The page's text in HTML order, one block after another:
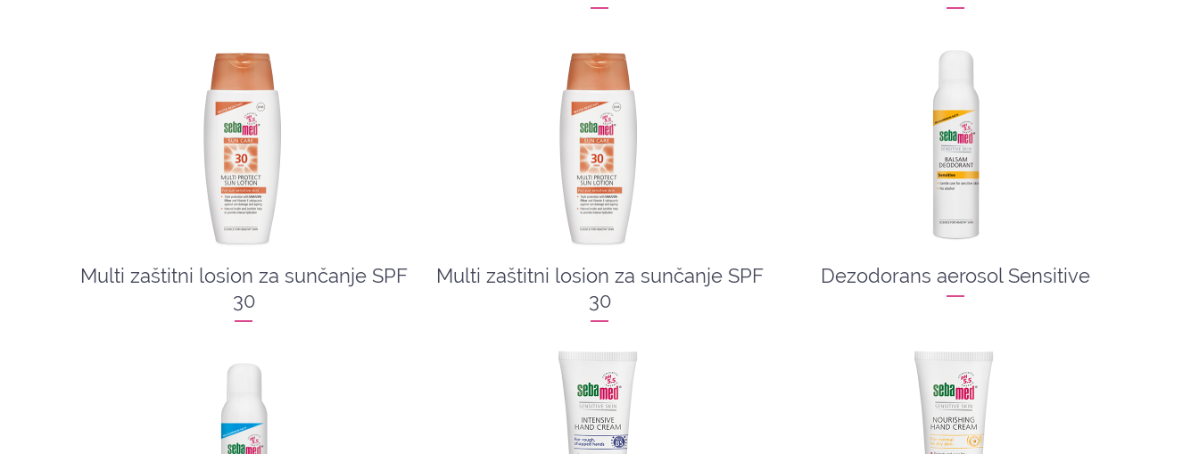
Multi zaštitni losion za sunčanje SPF
30
Multi zaštitni losion za sunčanje SPF
30
Dezodorans aerosol Sensitive